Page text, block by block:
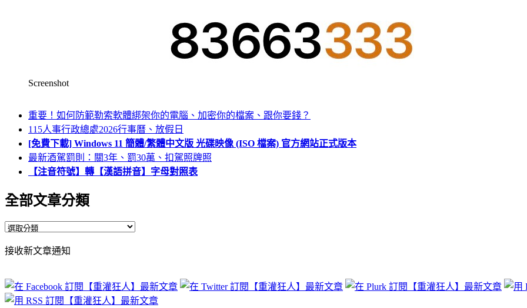
Screenshot
重要！如何防範勒索軟體綁架你的電腦、加密你的檔案、跟你要錢？
115人事行政總處2026行事曆、放假日
[免費下載] Windows 11 簡體/繁體中文版 光碟映像 (ISO 檔案) 官方網站正式版本
最新酒駕罰則：關3年、罰30萬、扣駕照牌照
【注音符號】轉【漢語拼音】字母對照表
全部文章分類
全
文
分
類
接收新文章通知